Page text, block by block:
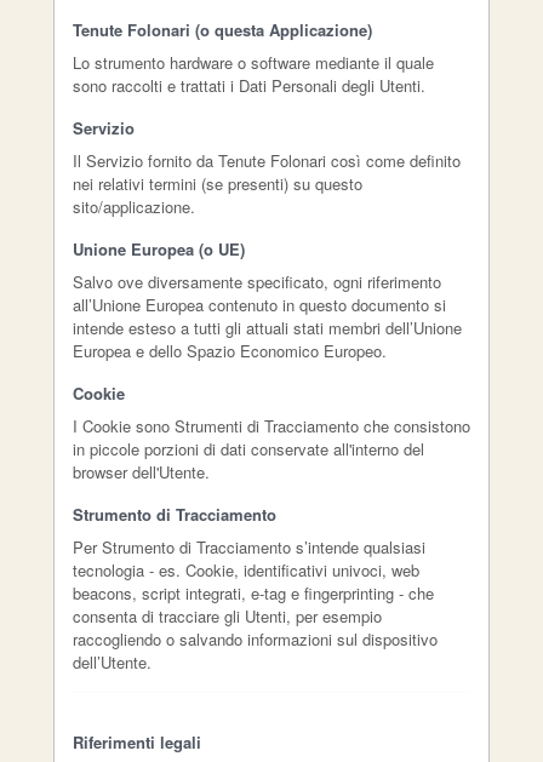
Tenute Folonari (o questa Applicazione)
Lo strumento hardware o software mediante il quale
sono raccolti e trattati i Dati Personali degli Utenti.
Servizio
Il Servizio fornito da Tenute Folonari così come definito
nei relativi termini (se presenti) su questo
sito/applicazione.
Unione Europea (o UE)
Salvo ove diversamente specificato, ogni riferimento
all’Unione Europea contenuto in questo documento si
intende esteso a tutti gli attuali stati membri dell’Unione
Europea e dello Spazio Economico Europeo.
Cookie
I Cookie sono Strumenti di Tracciamento che consistono
in piccole porzioni di dati conservate all'interno del
browser dell'Utente.
Strumento di Tracciamento
Per Strumento di Tracciamento s’intende qualsiasi
tecnologia - es. Cookie, identificativi univoci, web
beacons, script integrati, e-tag e fingerprinting - che
consenta di tracciare gli Utenti, per esempio
raccogliendo o salvando informazioni sul dispositivo
dell’Utente.
Riferimenti legali